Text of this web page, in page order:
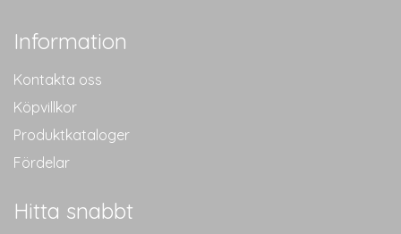
produktsidan
Information
Kontakta oss
Köpvillkor
Produktkataloger
Fördelar
Hitta snabbt